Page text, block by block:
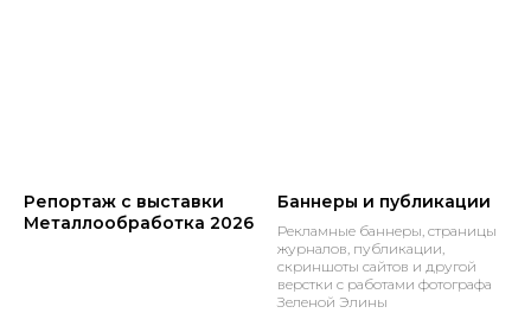
Репортаж с выставки
Металлообработка 2026
Баннеры и публикации
Рекламные баннеры, страницы
журналов, публикации,
скриншоты сайтов и другой
верстки с работами фотографа
Зеленой Элины